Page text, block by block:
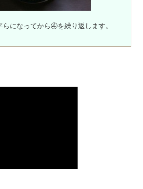
になってから④を繰り返します。